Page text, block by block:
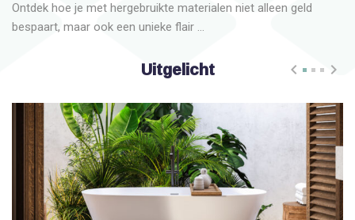
Ontdek hoe je met hergebruikte materialen niet alleen geld
bespaart, maar ook een unieke flair ...
Uitgelicht